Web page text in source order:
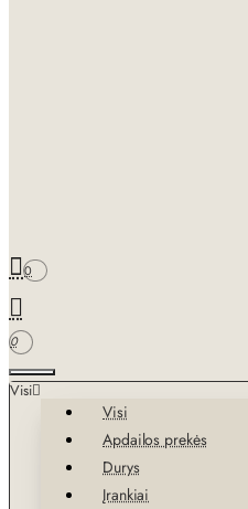
0
0
Visi
Visi
Apdailos prekės
Durys
Įrankiai